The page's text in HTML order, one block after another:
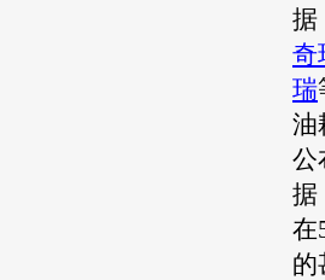
据
奇
瑞
油
公
据
在
的